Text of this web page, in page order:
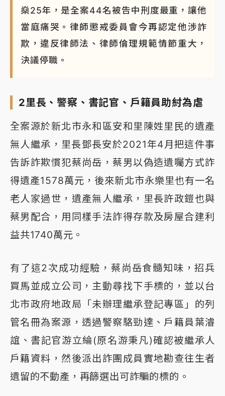
燊25年，是全案44名被告中刑度最重，讓他
當庭痛哭。律師懲戒委員會今再認定他涉詐
欺，違反律師法、律師倫理規範情節重大，
決議停職。
2里長、警察、書記官、戶籍員助紂為虐
全案源於新北市永和區安和里陳姓里民的遺產
無人繼承，里長鄧長安於2021年4月把這件事
告訴詐欺慣犯蔡尚岳，蔡男以偽造遺囑方式詐
得遺產1578萬元，後來新北市永樂里也有一名
老人家過世，遺產無人繼承，里長許政鎧也與
蔡男配合，用同樣手法詐得存款及房屋合建利
益共1740萬元。
有了這2次成功經驗，蔡尚岳食髓知味，招兵
買馬並成立公司，主動尋找下手標的，並以台
北市政府地政局「未辦理繼承登記專區」的列
管名冊為案源，透過警察駱勁達、戶籍員葉濬
誼、書記官游立綸(原名游秉凡)確認被繼承人
戶籍資料，然後派出詐團成員實地勘查往生者
遺留的不動產，再篩選出可詐騙的標的。